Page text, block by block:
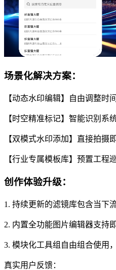
场景化解决方案：
【动态水印编辑】自由调整时
【时空精准标记】智能识别系
【双模式水印添加】直接拍摄
【行业专属模板库】预置工程
创作体验升级：
1. 持续更新的滤镜库包含当下
2. 内置全功能图片编辑器支持
3. 模块化工具组自由组合使用
真实用户反馈：